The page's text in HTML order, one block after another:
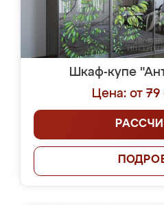
Шкаф-купе
Цена: от